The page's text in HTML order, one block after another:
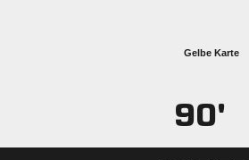
Gelbe Karte
90'